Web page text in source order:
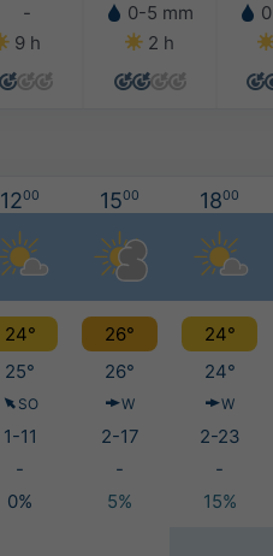
-
9 h
0-5 mm
2 h
1200 1500 1800
24° 26° 24°
25° 26° 24°
SO W W
1-11 2-17 2-23
- - -
0% 5% 15%